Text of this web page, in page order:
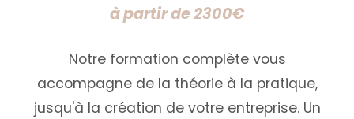
à partir de 2300€
Notre formation complète vous
accompagne de la théorie à la pratique,
jusqu'à la création de votre entreprise. Un